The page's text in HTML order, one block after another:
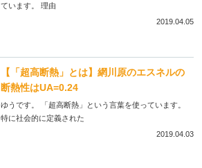
ています。 理由
2019.04.05
【「超高断熱」とは】網川原のエスネルの
断熱性はUA=0.24
ゆうです。 「超高断熱」という言葉を使っています。
特に社会的に定義された
2019.04.03